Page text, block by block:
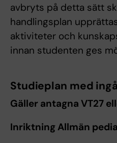
avbryts på detta sätt
handlingsplan
aktiviteter och
innan studenten ges
Studieplan med
Gäller antagna VT27
Inriktning Allmän